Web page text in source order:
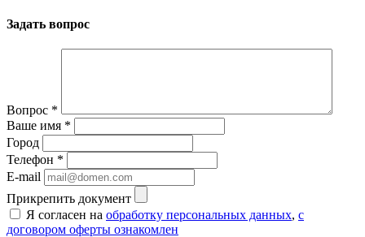
Задать вопрос
Вопрос *
Ваше имя *
Город
Телефон *
E-mail
Прикрепить документ
Я согласен на обработку персональных данных, с
договором оферты ознакомлен